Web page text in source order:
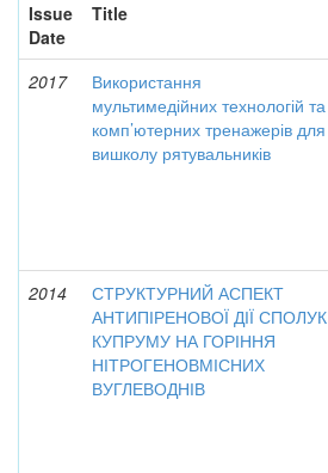
Issue
Date
Title
2017
Використання
мультимедійних технологій та
комп’ютерних тренажерів для
вишколу рятувальників
2014
СТРУКТУРНИЙ АСПЕКТ
АНТИПІРЕНОВОЇ ДІЇ СПОЛУК
КУПРУМУ НА ГОРІННЯ
НІТРОГЕНОВМІСНИХ
ВУГЛЕВОДНІВ